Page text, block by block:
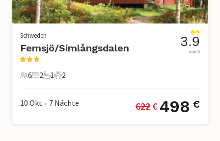
Schweden
Femsjö/Simlångsdalen
6 Gäste
6
2 Schlafzimmer
2
1 Badezimmer
1
2 Haustiere
2
3.9
von 5
10 Okt • 7 Nächte 622 € 498 €